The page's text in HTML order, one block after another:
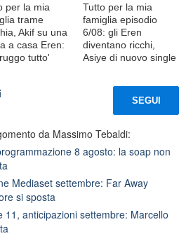
per la mia
trame
Akif su una
a casa Eren:
tutto'
Tutto per la mia
famiglia episodio
6/08: gli Eren
diventano ricchi,
Asiye di nuovo single
SEGUI
da Massimo Tebaldi:
8 agosto: la soap non
Mediaset settembre: Far Away
si sposta
11, anticipazioni settembre: Marcello